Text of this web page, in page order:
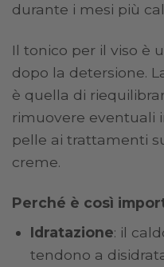
durante i mesi più
Il tonico per il viso è
dopo la detersione.
è quella di
rimuovere eventuali
pelle ai trattamenti
creme.
Perché è così
Idratazione: il
tendono a